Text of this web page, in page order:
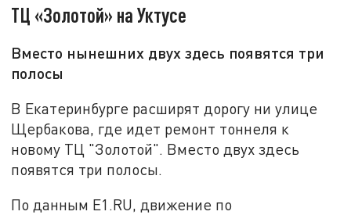
ТЦ «Золотой» на Уктусе
Вместо нынешних двух здесь появятся три
полосы
В Екатеринбурге расширят дорогу ни улице
Щербакова, где идет ремонт тоннеля к
новому ТЦ "Золотой". Вместо двух здесь
появятся три полосы.
По данным Е1.RU, движение по